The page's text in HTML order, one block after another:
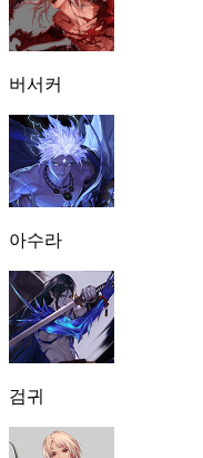
버서커
아수라
검귀